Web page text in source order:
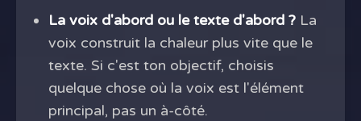
La voix d'abord ou le texte d'abord ? La
voix construit la chaleur plus vite que le
texte. Si c'est ton objectif, choisis
quelque chose où la voix est l'élément
principal, pas un à-côté.